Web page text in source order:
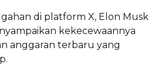
di platform X, Elon Musk
kekecewaannya
anggaran terbaru yang